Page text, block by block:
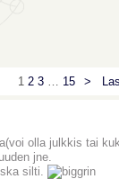
1 2 3… 15 >
olla julkkis tai
jne.
silti.